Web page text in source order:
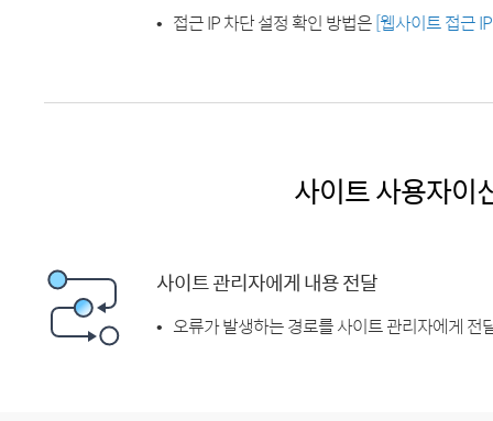
접근 IP 차단 설정 확인 방법은[웹사이트 접근
사이트 사용자이
사이트 관리자에게 내용 전달
오류가 발생하는 경로를 사이트 관리자에게 전